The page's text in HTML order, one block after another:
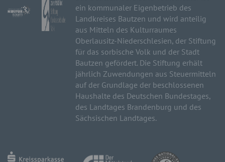
ein kommunaler Eigenbetrieb des
Landkreises Bautzen und wird anteilig
aus Mitteln des Kulturraumes
Oberlausitz-Niederschlesien, der Stiftung
für das sorbische Volk und der Stadt
Bautzen gefördert. Die Stiftung erhält
jährlich Zuwendungen aus Steuermitteln
auf der Grundlage der beschlossenen
Haushalte des Deutschen Bundestages,
des Landtages Brandenburg und des
Sächsischen Landtages.